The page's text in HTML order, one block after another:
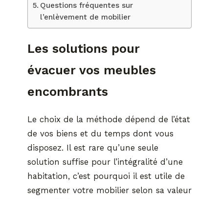
Questions fréquentes sur
l’enlèvement de mobilier
Les solutions pour
évacuer vos meubles
encombrants
Le choix de la méthode dépend de l’état
de vos biens et du temps dont vous
disposez. Il est rare qu’une seule
solution suffise pour l’intégralité d’une
habitation, c’est pourquoi il est utile de
segmenter votre mobilier selon sa valeur